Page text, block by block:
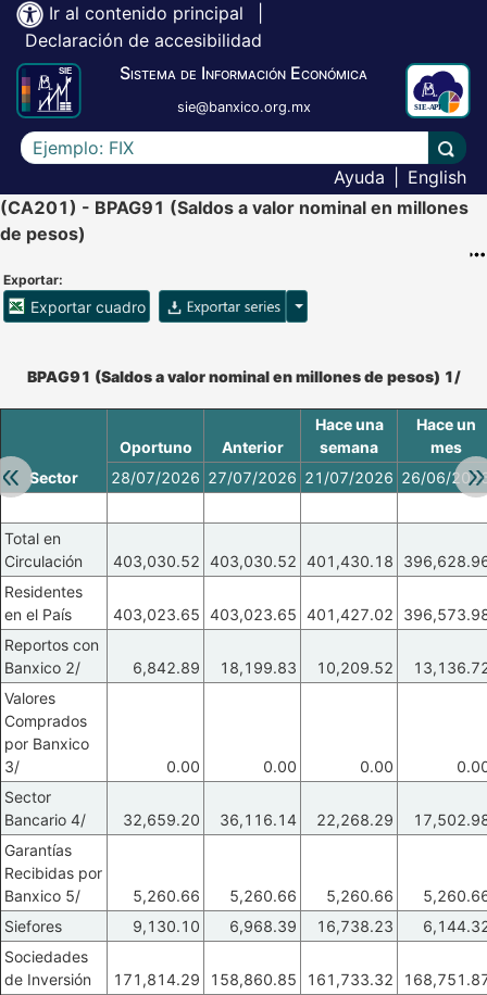
Ir al contenido principal
Declaración de accesibilidad
Sistema de Información Económica
sie@banxico.org.mx
Escriba el texto a buscar
Ayuda
English
(CA201) - BPAG91 (Saldos a valor nominal en millones
de pesos)
Exportar:
Exportar cuadro Opciones para exportar
Retroceder:
Accesibilidad de Cuadros Analíticos, al exportar el cuadro
BPAG91 (Saldos a valor nominal en millones de pesos) 1/
Sector
Oportuno Anterior
Hace una
semana
Hace un
mes
28/07/2026 27/07/2026 21/07/2026 26/06/
Total en
Circulación
403,030.52 403,030.52 401,430.18
Residentes
en el País
403,023.65 403,023.65 401,427.02
Reportos con
Banxico 2/
6,842.89 18,199.83 10,209.52
Valores
Comprados
por Banxico
3/
0.00 0.00 0.00
Sector
Bancario 4/
32,659.20 36,116.14 22,268.29
Garantías
Recibidas por
Banxico 5/
5,260.66 5,260.66 5,260.66
Siefores
9,130.10 6,968.39 16,738.23
Sociedades
de Inversión
171,814.29 158,860.85 161,733.32